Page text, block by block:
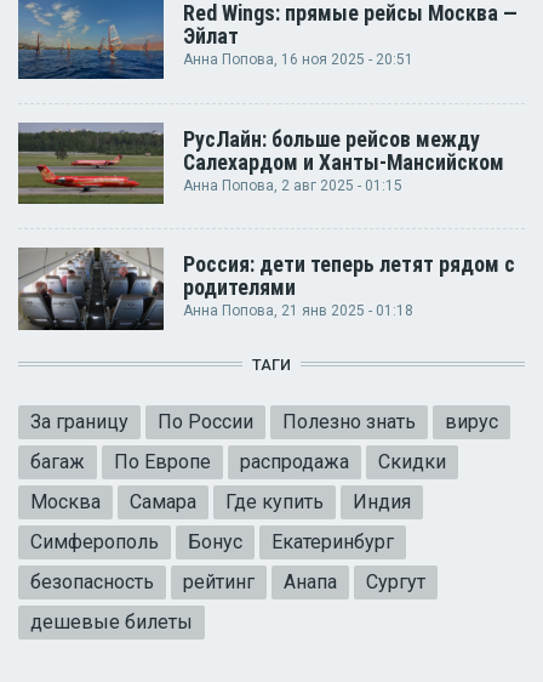
Red Wings: прямые рейсы Москва —
Эйлат
Анна Попова, 16 ноя 2025 - 20:51
РусЛайн: больше рейсов между
Салехардом и Ханты-Мансийском
Анна Попова , 2 авг 2025 - 01:15
Россия: дети теперь летят рядом с
родителями
Анна Попова, 21 янв 2025 - 01:18
ТАГИ
За границу По России Полезно знать
вирус
багаж
По Европе распродажа
Скидки
Москва
Самара Где купить
Индия
Симферополь
Бонус
Екатеринбург
безопасность
рейтинг Анапа
Сургут
дешевые билеты